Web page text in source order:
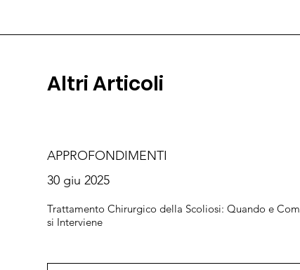
Trattamento Chirurgico della Scoliosi: Quando e
si Interviene
APPROFONDIMENTI
30 giu 2025
Altri Articoli